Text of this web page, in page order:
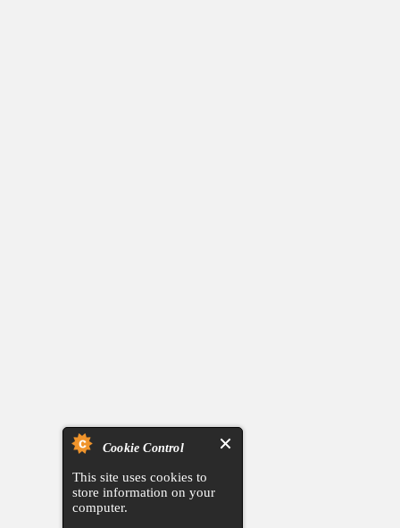
Cookie Control
This site uses cookies to
store information on your
computer.